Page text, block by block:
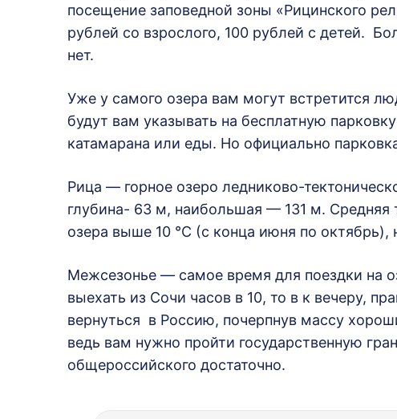
посещение заповедной зоны «Рицинского
рублей со взрослого, 100 рублей с детей.
нет.
Уже у самого озера вам могут встретится
будут вам указывать на бесплатную
катамарана или еды. Но официально
Рица — горное озеро ледниково-
глубина- 63 м, наибольшая — 131 м. Средняя
озера выше 10 °C (с конца июня по октябрь),
Межсезонье — самое время для поездки на
выехать из Сочи часов в 10, то в к вечеру,
вернуться в Россию, почерпнув массу
ведь вам нужно пройти государственную
общероссийского достаточно.